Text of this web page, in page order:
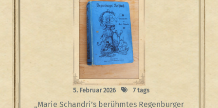
5. Februar 2026 7 tags
„Marie Schandri’s berühmtes Regenburger